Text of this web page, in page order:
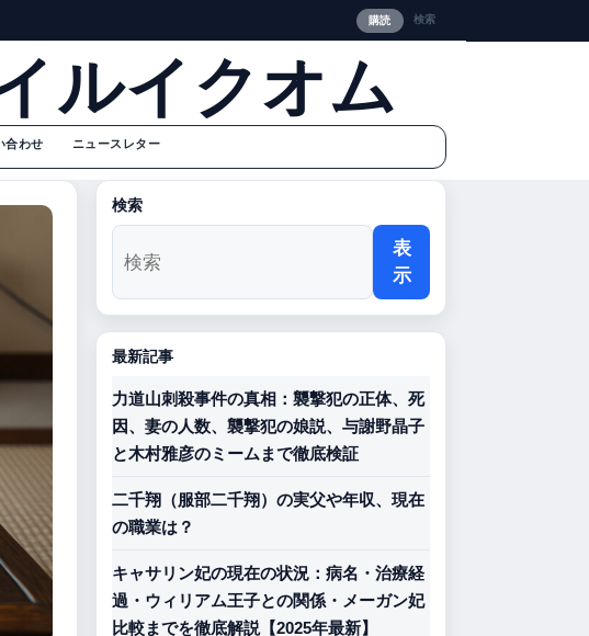
購読 検索
ルイクオム
合わせ ニュースレター
検索
表
示
最新記事
力道山刺殺事件の真相：襲撃犯の正体、死
因、妻の人数、襲撃犯の娘説、与謝野晶子
と木村雅彦のミームまで徹底検証
二千翔（服部二千翔）の実父や年収、現在
の職業は？
キャサリン妃の現在の状況：病名・治療経
過・ウィリアム王子との関係・メーガン妃
比較までを徹底解説【2025年最新】